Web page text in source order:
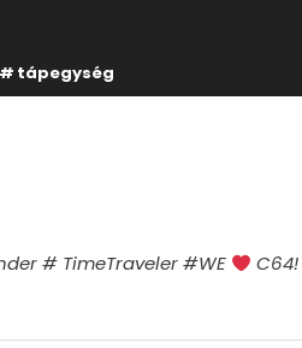
tápegység
# TimeTraveler #WE C64!